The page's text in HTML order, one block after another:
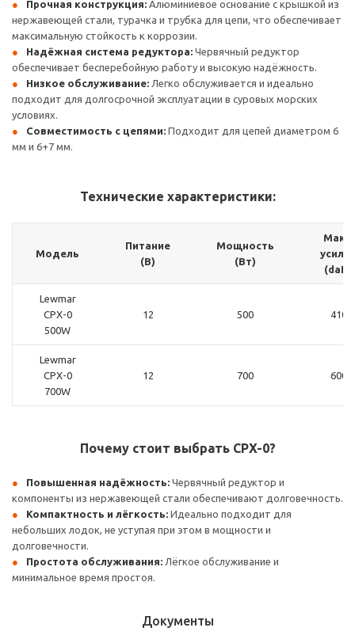
Прочная конструкция: Алюминиевое основание с крышкой из
нержавеющей стали, турачка и трубка для цепи, что обеспечивает
максимальную стойкость к коррозии.
Надёжная система редуктора: Червячный редуктор
обеспечивает бесперебойную работу и высокую надёжность.
Низкое обслуживание: Легко обслуживается и идеально
подходит для долгосрочной эксплуатации в суровых морских
условиях.
Совместимость с цепями: Подходит для цепей диаметром 6
мм и 6+7 мм.
Технические характеристики:
Модель
Питание
(В)
Мощность
(Вт)
Макс.
(daN)
Lewmar
CPX-0
500W
12 500 410
Lewmar
CPX-0
700W
12 700 600
Почему стоит выбрать CPX-0?
Повышенная надёжность: Червячный редуктор и
компоненты из нержавеющей стали обеспечивают долговечность.
Компактность и лёгкость: Идеально подходит для
небольших лодок, не уступая при этом в мощности и
долговечности.
Простота обслуживания: Лёгкое обслуживание и
минимальное время простоя.
Документы